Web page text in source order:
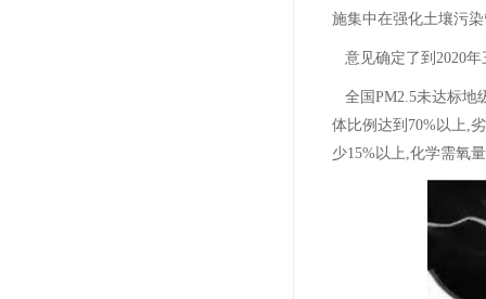
施集中在强化土壤污
意见确定了到2020
全国PM2.5未达标地
体比例达到70%以上,
少15%以上,化学需氧